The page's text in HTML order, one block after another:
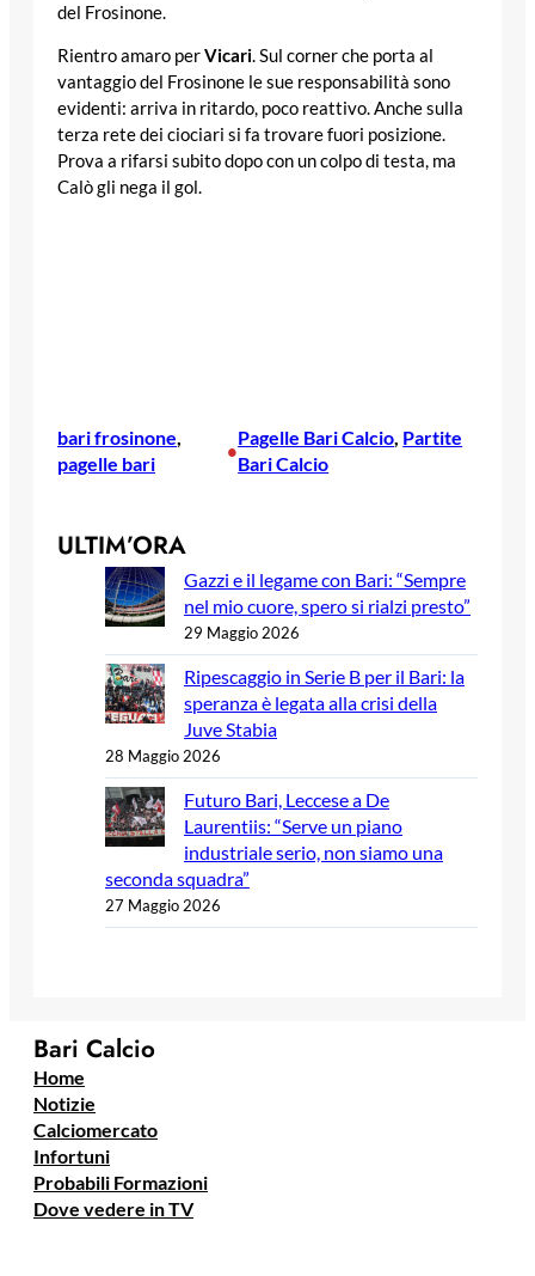
del Frosinone.
Rientro amaro perVicari. Sul corner che porta al
vantaggio del Frosinone le sue responsabilità sono
evidenti: arriva in ritardo, poco reattivo. Anche sulla
terza rete dei ciociari si fa trovare fuori posizione.
Prova a rifarsi subito dopo con un colpo di testa, ma
Calò gli nega il gol.
bari frosinone
pagelle bari
•
Pagelle Bari Calcio, Partite
Bari Calcio
ULTIM’ORA
Gazzi e il legame con Bari: “Sempre
nel mio cuore, spero si rialzi presto”
29 Maggio 2026
Ripescaggio in Serie B per il Bari: la
speranza è legata alla crisi della
Juve Stabia
28 Maggio 2026
Futuro Bari, Leccese a De
Laurentiis: “Serve un piano
industriale serio, non siamo una
seconda squadra”
27 Maggio 2026
Bari Calcio
Home
Notizie
Calciomercato
Infortuni
Probabili Formazioni
Dove vedere in TV